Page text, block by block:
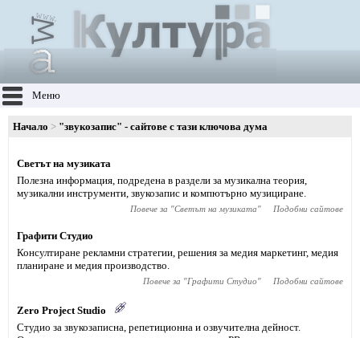
Меню
Начало "звукозапис" - сайтове с тази ключова дума
Светът на музиката
Полезна информация, подредена в раздели за музикална теория,
музикални инструменти, звукозапис и компютърно музициране.
Повече за "Светът на музиката" Подобни сайтове
Графити Студио
Консултиране рекламни стратегии, решения за медия маркетинг, медия
планиране и медия производство.
Повече за "Графити Студио" Подобни сайтове
Zero Project Studio
Студио за звукозаписна, репетиционна и озвучителна дейност.